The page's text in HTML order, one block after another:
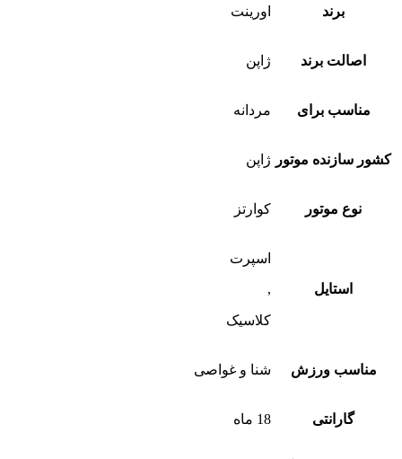
تومان53,530,000
برند اورینت
اصالت برند ژاپن
مناسب برای مردانه
کشور سازنده موتور ژاپن
نوع موتور کوارتز
استایل
اسپرت
,
کلاسیک
مناسب ورزش شنا و غواصی
گارانتی 18 ماه